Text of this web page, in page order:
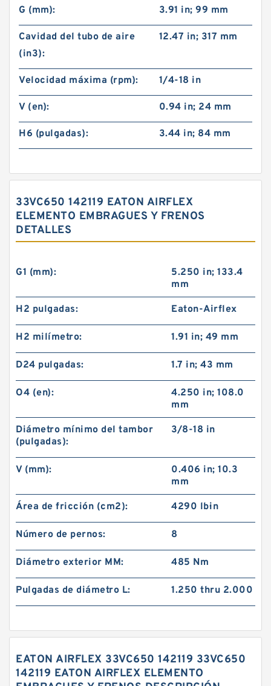
G (mm): 3.91 in; 99 mm
Cavidad del tubo de aire
(in3):
12.47 in; 317 mm
Velocidad máxima (rpm): 1/4-18 in
V (en): 0.94 in; 24 mm
H6 (pulgadas): 3.44 in; 84 mm
33VC650 142119 EATON AIRFLEX
ELEMENTO EMBRAGUES Y FRENOS
DETALLES
G1 (mm):
5.250 in; 133.4
mm
H2 pulgadas: Eaton-Airflex
H2 milímetro: 1.91 in; 49 mm
D24 pulgadas: 1.7 in; 43 mm
O4 (en):
4.250 in; 108.0
mm
Diámetro mínimo del tambor
(pulgadas):
3/8-18 in
V (mm):
0.406 in; 10.3
mm
Área de fricción (cm2): 4290 lb·in
Número de pernos: 8
Diámetro exterior MM: 485 Nm
Pulgadas de diámetro L: 1.250 thru 2.000
EATON AIRFLEX 33VC650 142119 33VC650
142119 EATON AIRFLEX ELEMENTO